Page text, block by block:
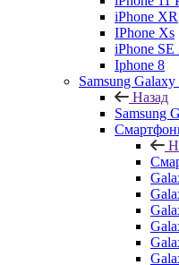
iPhone XR
IPhone Xs
iPhone SE
Iphone 8
Samsung Galaxy
Назад
Samsung